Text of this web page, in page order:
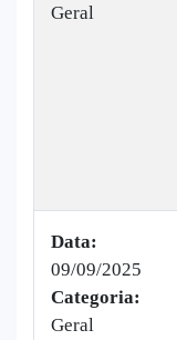
Geral
Data:
09/09/2025
Categoria:
Geral